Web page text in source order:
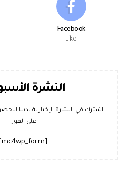
Facebook
Like
النشرة
اشترك في النشرة الإخبارية لدينا
على الفور!
[mc4wp_form]